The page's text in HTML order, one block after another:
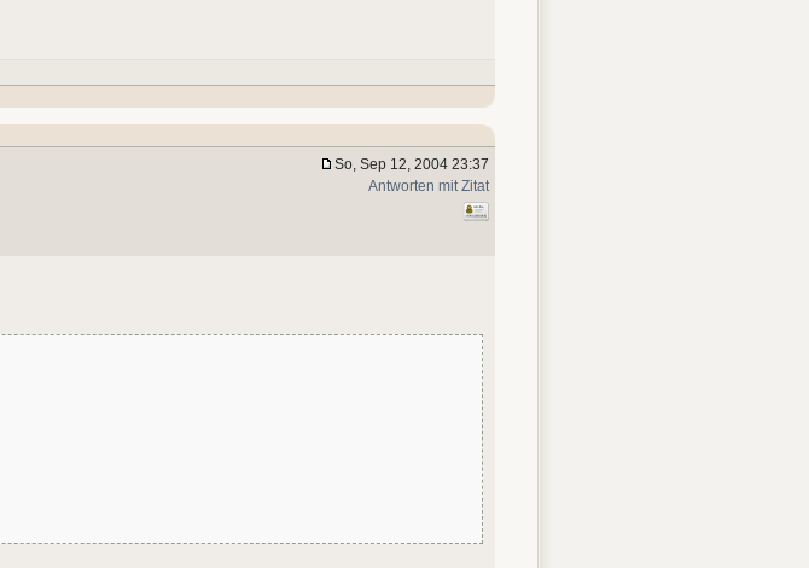
So, Sep 12, 2004 23:37
Antworten mit Zitat